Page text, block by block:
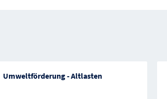
Umweltförderung - Altlasten